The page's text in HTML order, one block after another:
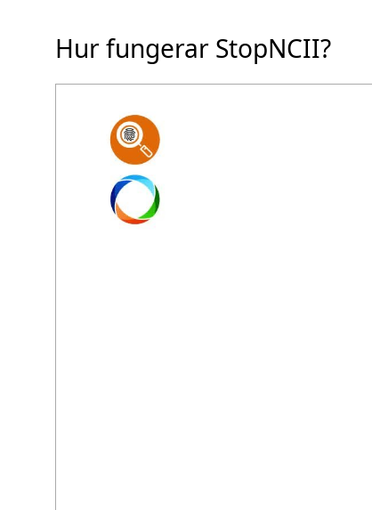
Hur fungerar StopNCII?